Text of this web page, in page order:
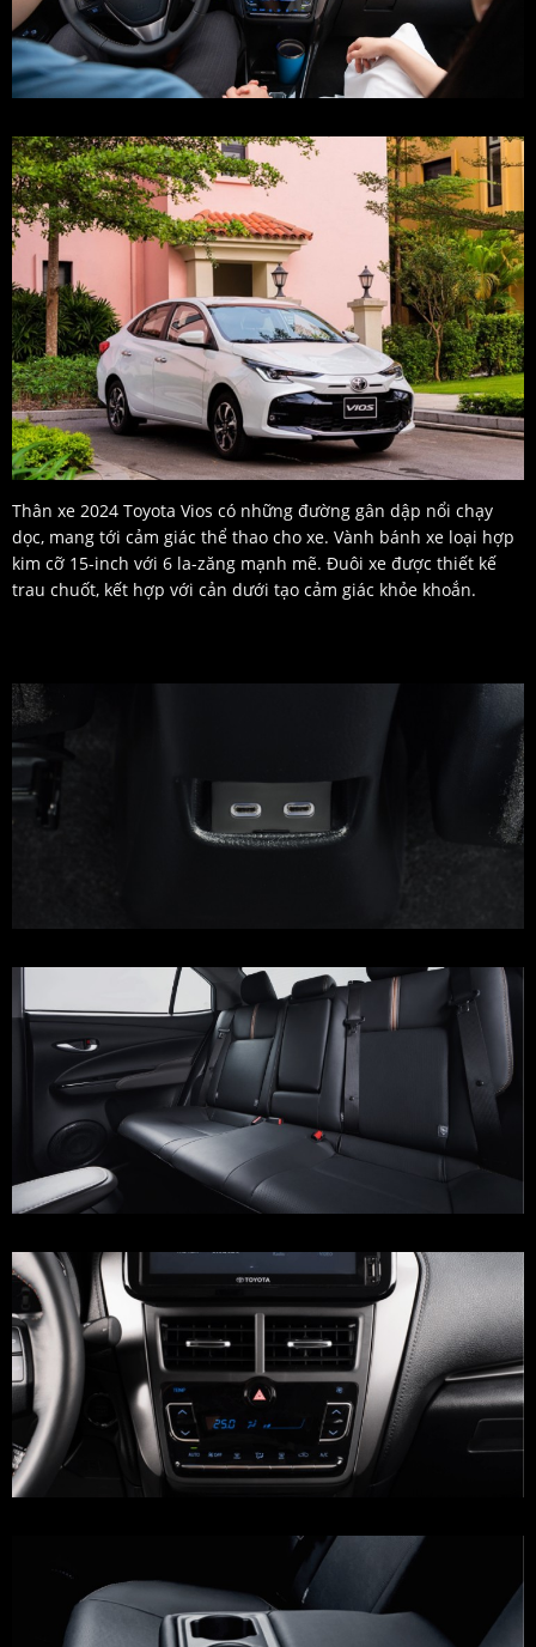
Thân xe 2024 Toyota Vios có những đường gân dập nổi chạy
dọc, mang tới cảm giác thể thao cho xe. Vành bánh xe loại hợp
kim cỡ 15-inch với 6 la-zăng mạnh mẽ. Đuôi xe được thiết kế
trau chuốt, kết hợp với cản dưới tạo cảm giác khỏe khoắn.